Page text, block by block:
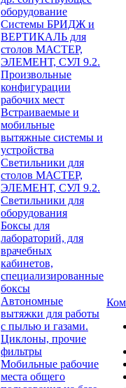
оборудование
Системы БРИДЖ и
ВЕРТИКАЛЬ для
столов МАСТЕР,
ЭЛЕМЕНТ, СУЛ 9.2.
Произвольные
конфигурации
рабочих мест
Встраиваемые и
мобильные
вытяжные системы и
устройства
Светильники для
столов МАСТЕР,
ЭЛЕМЕНТ, СУЛ 9.2.
Светильники для
оборудования
Боксы для
лабораторий, для
врачебных
кабинетов,
специализированные
боксы
Автономные
вытяжки для работы
с пылью и газами.
Циклоны, прочие
фильтры
Мобильные рабочие
места общего